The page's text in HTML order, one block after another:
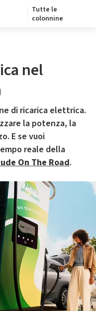
Tutte le
colonnine
nel
di ricarica elettrica.
la potenza, la
E se vuoi
reale della
On The Road.